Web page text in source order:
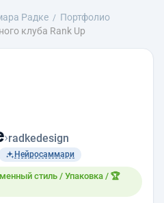
Радке
Портфолио
клуба Rank Up
›radkedesign
Нейросаммари
стиль / Упаковка / 🏆